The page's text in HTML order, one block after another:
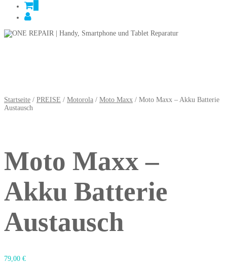
Startseite / PREISE / Motorola / Moto Maxx / Moto Maxx – Akku Batterie
Austausch
Moto Maxx –
Akku Batterie
Austausch
79,00 €